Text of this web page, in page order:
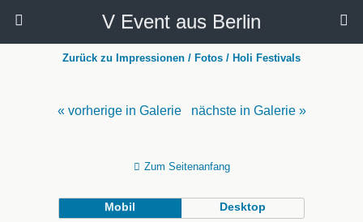
V Event aus Berlin
Zurück zu Impressionen / Fotos / Holi Festivals
« vorherige in Galerie nächste in Galerie »
Zum Seitenanfang
Mobil Desktop